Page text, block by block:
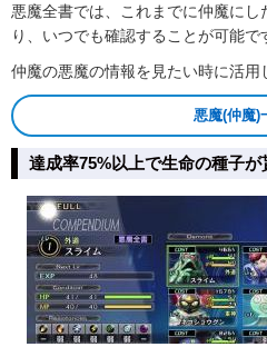
悪魔全書では、これまでに仲魔に
り、いつでも確認することが可能で
仲魔の悪魔の情報を見たい時に活用
悪魔(仲魔)
達成率75%以上で生命の種子が